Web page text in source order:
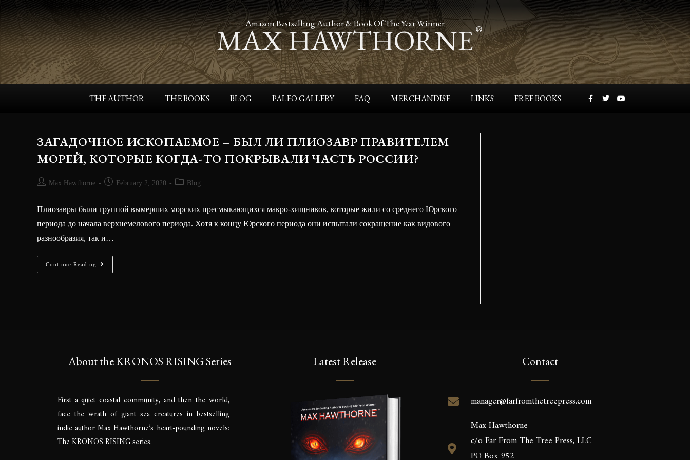
Amazon Bestselling Author & Book Of The Year Winner
MAX HAWTHORNE®
THE AUTHOR THE BOOKS BLOG PALEO GALLERY FAQ MERCHANDISE LINKS FREE BOOKS
ЗАГАДОЧНОЕ ИСКОПАЕМОЕ – БЫЛ ЛИ ПЛИОЗАВР ПРАВИТЕЛЕМ
МОРЕЙ, КОТОРЫЕ КОГДА-ТО ПОКРЫВАЛИ ЧАСТЬ РОССИИ?
Max Hawthorne February 2, 2020 Blog
Плиозавры были группой вымерших морских пресмыкающихся макро-хищников, которые жили со среднего Юрского
периода до начала верхнемелового периода. Хотя к концу Юрского периода они испытали сокращение как видового
разнообразия, так и…
Continue Reading
About the KRONOS RISING Series
First a quiet coastal community, and then the world,
face the wrath of giant sea creatures in bestselling
indie author Max Hawthorne’s heart-pounding novels:
The KRONOS RISING series.
Latest Release Contact
manager@farfromthetreepress.com
Max Hawthorne
c/o Far From The Tree Press, LLC
PO Box 952